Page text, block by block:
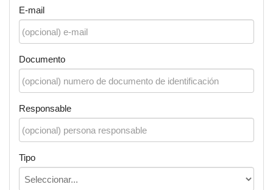
E-mail
Documento
Responsable
Tipo